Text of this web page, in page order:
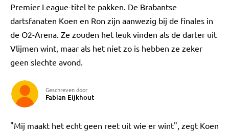
Premier League-titel te pakken. De Brabantse
dartsfanaten Koen en Ron zijn aanwezig bij de finales in
de O2-Arena. Ze zouden het leuk vinden als de darter uit
Vlijmen wint, maar als het niet zo is hebben ze zeker
geen slechte avond.
Geschreven door
Fabian Eijkhout
"Mij maakt het echt geen reet uit wie er wint", zegt Koen